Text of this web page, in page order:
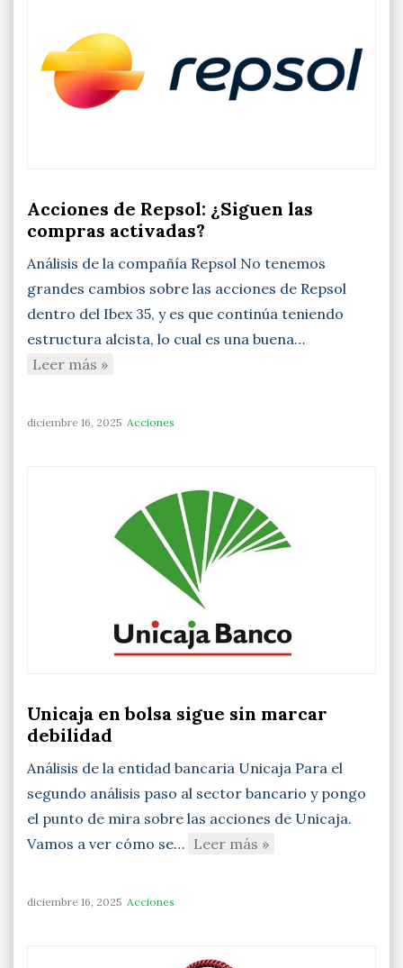
Acciones de Repsol: ¿Siguen las
compras activadas?
Análisis de la compañía Repsol No tenemos
grandes cambios sobre las acciones de Repsol
dentro del Ibex 35, y es que continúa teniendo
estructura alcista, lo cual es una buena…
Leer más »
diciembre 16, 2025 Acciones
Unicaja en bolsa sigue sin marcar
debilidad
Análisis de la entidad bancaria Unicaja Para el
segundo análisis paso al sector bancario y pongo
el punto de mira sobre las acciones de Unicaja.
Vamos a ver cómo se… Leer más »
diciembre 16, 2025 Acciones